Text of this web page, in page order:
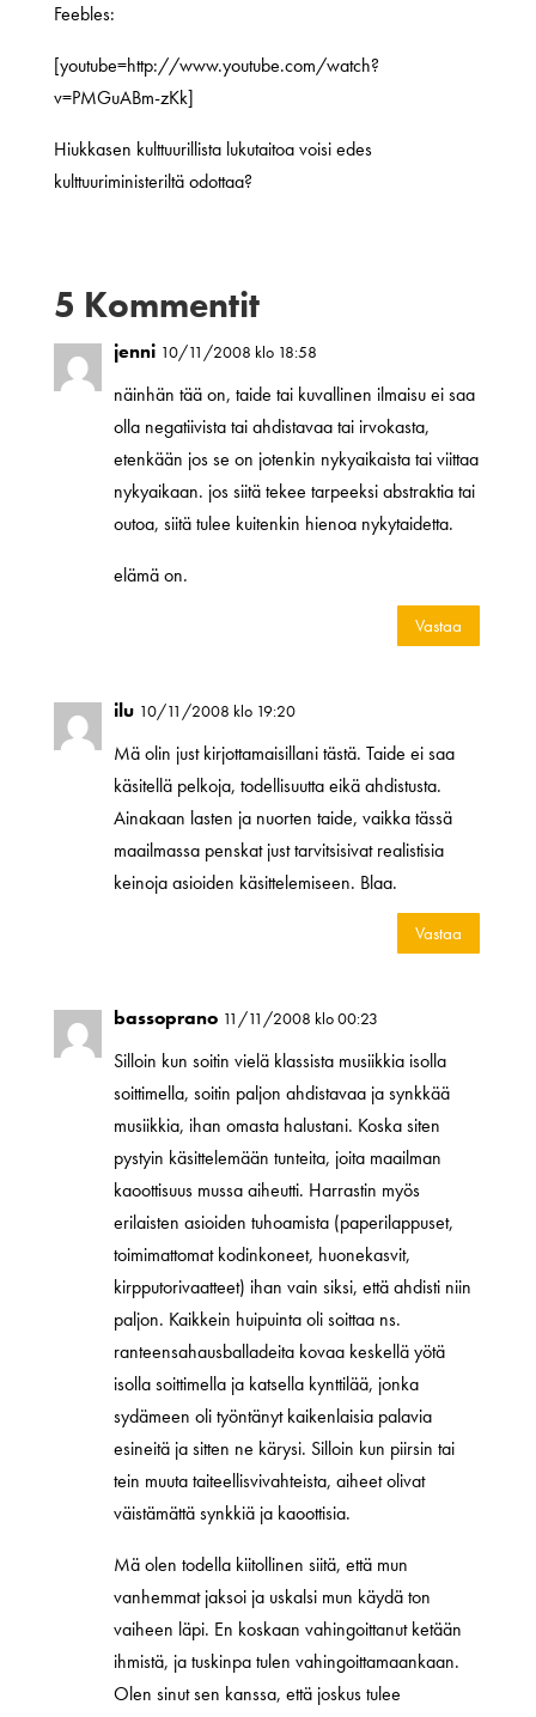
Feebles:
[youtube=http://www.youtube.com/watch?
v=PMGuABm-zKk]
Hiukkasen kulttuurillista lukutaitoa voisi edes
kulttuuriministeriltä odottaa?
5 Kommentit
jenni 10/11/2008 klo 18:58
näinhän tää on, taide tai kuvallinen ilmaisu ei saa
olla negatiivista tai ahdistavaa tai irvokasta,
etenkään jos se on jotenkin nykyaikaista tai viittaa
nykyaikaan. jos siitä tekee tarpeeksi abstraktia tai
outoa, siitä tulee kuitenkin hienoa nykytaidetta.
elämä on.
Vastaa
ilu 10/11/2008 klo 19:20
Mä olin just kirjottamaisillani tästä. Taide ei saa
käsitellä pelkoja, todellisuutta eikä ahdistusta.
Ainakaan lasten ja nuorten taide, vaikka tässä
maailmassa penskat just tarvitsisivat realistisia
keinoja asioiden käsittelemiseen. Blaa.
Vastaa
bassoprano 11/11/2008 klo 00:23
Silloin kun soitin vielä klassista musiikkia isolla
soittimella, soitin paljon ahdistavaa ja synkkää
musiikkia, ihan omasta halustani. Koska siten
pystyin käsittelemään tunteita, joita maailman
kaoottisuus mussa aiheutti. Harrastin myös
erilaisten asioiden tuhoamista (paperilappuset,
toimimattomat kodinkoneet, huonekasvit,
kirpputorivaatteet) ihan vain siksi, että ahdisti niin
paljon. Kaikkein huipuinta oli soittaa ns.
ranteensahausballadeita kovaa keskellä yötä
isolla soittimella ja katsella kynttilää, jonka
sydämeen oli työntänyt kaikenlaisia palavia
esineitä ja sitten ne kärysi. Silloin kun piirsin tai
tein muuta taiteellisvivahteista, aiheet olivat
väistämättä synkkiä ja kaoottisia.
Mä olen todella kiitollinen siitä, että mun
vanhemmat jaksoi ja uskalsi mun käydä ton
vaiheen läpi. En koskaan vahingoittanut ketään
ihmistä, ja tuskinpa tulen vahingoittamaankaan.
Olen sinut sen kanssa, että joskus tulee